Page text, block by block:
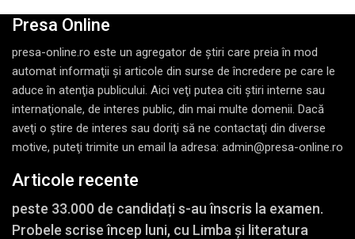
Presa Online
presa-online.ro este un agregator de ştiri care preia în mod
automat informaţii şi articole din surse de încredere pe care le
aduce în atenţia publicului. Aici veţi putea citi ştiri interne sau
internaţionale, de interes public, din mai multe domenii. Dacă
aveţi o ştire de interes sau doriţi să ne contactaţi din diverse
motive, puteţi trimite un email la adresa: admin@presa-online.ro
Articole recente
peste 33.000 de candidați s-au înscris la examen.
Probele scrise încep luni, cu Limba și literatura